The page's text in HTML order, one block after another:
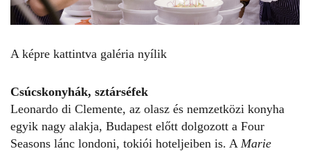
A képre kattintva galéria nyílik
Csúcskonyhák, sztárséfek
Leonardo di Clemente, az olasz és nemzetközi konyha
egyik nagy alakja, Budapest előtt dolgozott a Four
Seasons lánc londoni, tokiói hoteljeiben is. A Marie